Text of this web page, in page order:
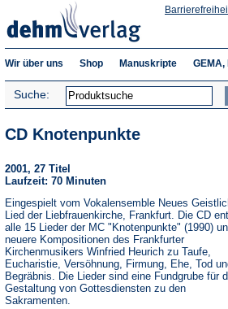
Wir über uns Shop Manuskripte
Suche:
CD Knotenpunkte
2001, 27 Titel
Laufzeit: 70 Minuten
Eingespielt vom Vokalensemble Neues
Lied der Liebfrauenkirche, Frankfurt. Die CD
alle 15 Lieder der MC "Knotenpunkte" (1990)
neuere Kompositionen des Frankfurter
Kirchenmusikers Winfried Heurich zu Taufe,
Eucharistie, Versöhnung, Firmung, Ehe, Tod
Begräbnis. Die Lieder sind eine Fundgrube für
Gestaltung von Gottesdiensten zu den
Sakramenten.